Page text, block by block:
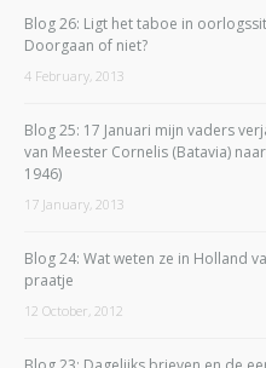
Blog 26: Ligt het taboe in
Doorgaan of niet?
4 February, 2013
Blog 25: 17 Januari mijn vaders
van Meester Cornelis (Batavia)
1946)
17 January, 2013
Blog 24: Wat weten ze in Holland
praatje
12 October, 2012